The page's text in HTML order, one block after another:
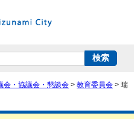
会・協議会・懇談会 > 教育委員会 > 瑞